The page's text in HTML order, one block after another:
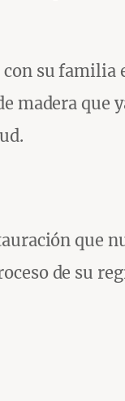
su familia
madera que
que
de su